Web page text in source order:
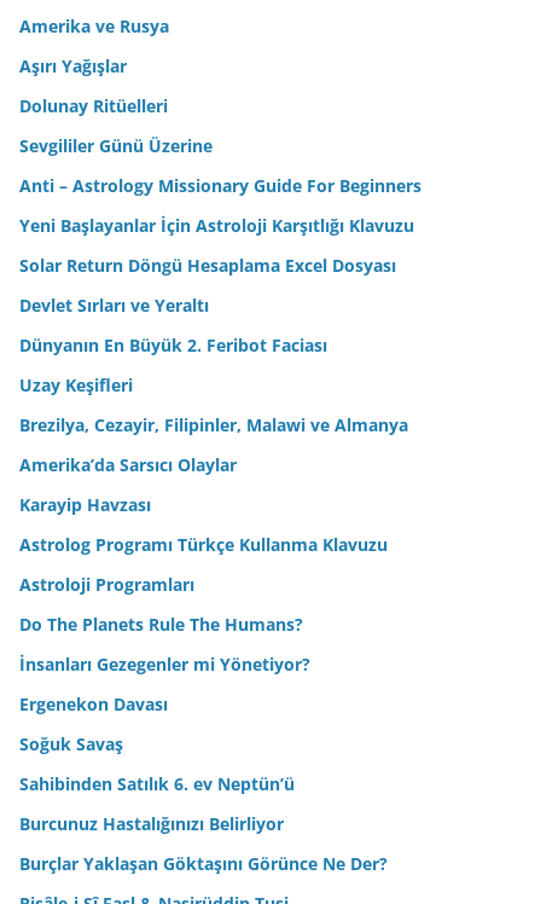
Amerika ve Rusya
Aşırı Yağışlar
Dolunay Ritüelleri
Sevgililer Günü Üzerine
Anti – Astrology Missionary Guide For Beginners
Yeni Başlayanlar İçin Astroloji Karşıtlığı Klavuzu
Solar Return Döngü Hesaplama Excel Dosyası
Devlet Sırları ve Yeraltı
Dünyanın En Büyük 2. Feribot Faciası
Uzay Keşifleri
Brezilya, Cezayir, Filipinler, Malawi ve Almanya
Amerika’da Sarsıcı Olaylar
Karayip Havzası
Astrolog Programı Türkçe Kullanma Klavuzu
Astroloji Programları
Do The Planets Rule The Humans?
İnsanları Gezegenler mi Yönetiyor?
Ergenekon Davası
Soğuk Savaş
Sahibinden Satılık 6. ev Neptün’ü
Burcunuz Hastalığınızı Belirliyor
Burçlar Yaklaşan Göktaşını Görünce Ne Der?